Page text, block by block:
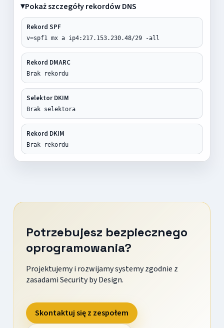
Pokaż szczegóły rekordów DNS
Rekord SPF
v=spf1 mx a ip4:217.153.230.48/29 -all
Rekord DMARC
Brak rekordu
Selektor DKIM
Brak selektora
Rekord DKIM
Brak rekordu
Potrzebujesz bezpiecznego
oprogramowania?
Projektujemy i rozwijamy systemy zgodnie z
zasadami Security by Design.
Skontaktuj się z zespołem